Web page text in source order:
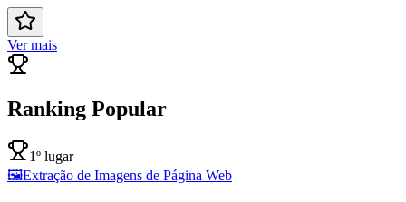
Ver mais
Ranking Popular
1º lugar
🖼️Extração de Imagens de Página Web